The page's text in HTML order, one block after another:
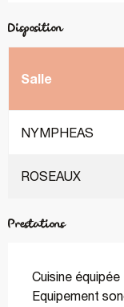
Disposition
Salle
NYMPHEAS
ROSEAUX
Prestations
Cuisine équipée
Equipement